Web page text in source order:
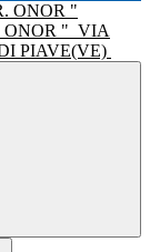
ONOR " VIA
PIAVE(VE)